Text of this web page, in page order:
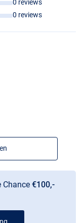
0 reviews
0 reviews
Chance €100,-